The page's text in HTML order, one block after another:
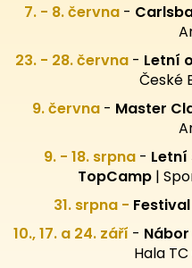
7. - 8. června -
23. - 28. června - Letní
České
9. června - Master
9. - 18. srpna -
TopCamp|
31. srpna - Festival
10., 17. a 24. září -
Hala